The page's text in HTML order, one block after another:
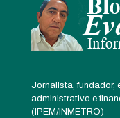
Jornalista, fundador,
administrativo e
(IPEM/INMETRO)